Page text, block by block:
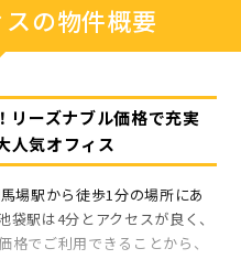
の物件概要
リーズナブル価格で充実
人気オフィス
場駅から徒歩1分の場所にあ
駅は4分とアクセスが良く、
でご利用できることから、